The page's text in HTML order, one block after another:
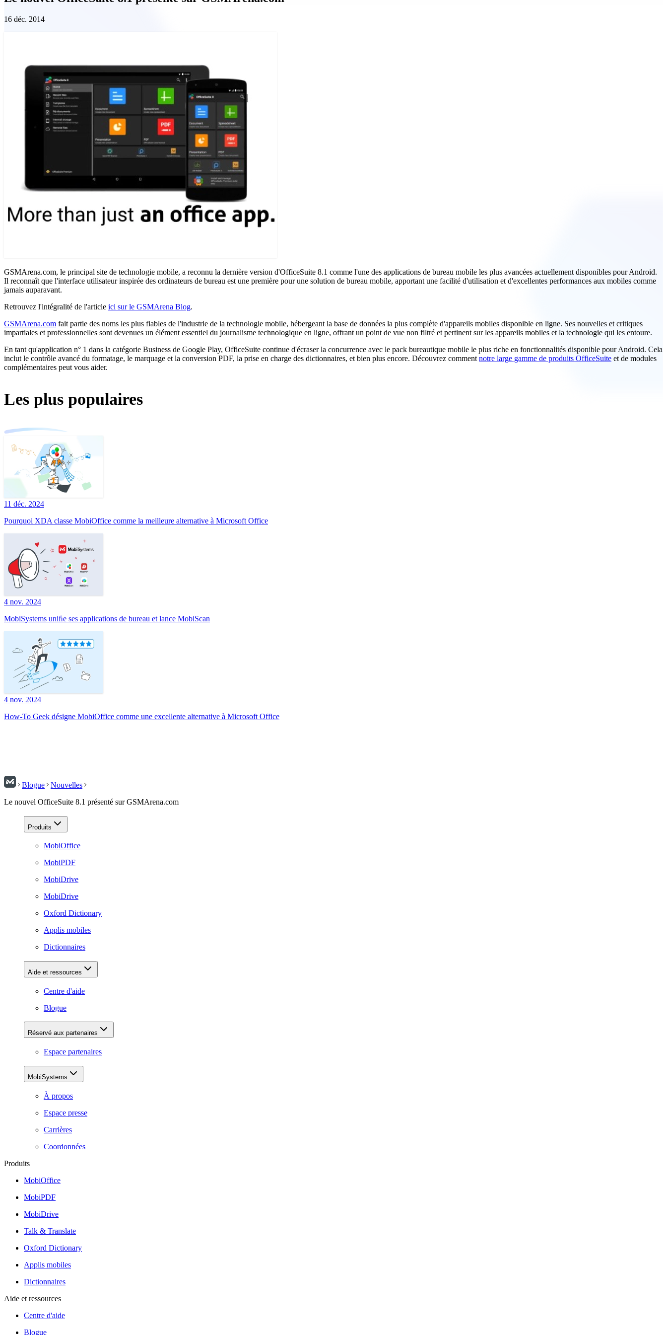
16 déc. 2014
GSMArena.com, le principal site de technologie mobile, a reconnu la dernière version d'OfficeSuite 8.1 comme l'une des applications de bureau mobile les plus avancées actuellement disponibles pour Android.
Il reconnaît que l'interface utilisateur inspirée des ordinateurs de bureau est une première pour une solution de bureau mobile, apportant une facilité d'utilisation et d'excellentes performances aux mobiles comme
jamais auparavant.
Retrouvez l'intégralité de l'article ici sur le GSMArena Blog.
GSMArena.com fait partie des noms les plus fiables de l'industrie de la technologie mobile, hébergeant la base de données la plus complète d'appareils mobiles disponible en ligne. Ses nouvelles et critiques
impartiales et professionnelles sont devenues un élément essentiel du journalisme technologique en ligne, offrant un point de vue non filtré et pertinent sur les appareils mobiles et la technologie qui les entoure.
En tant qu'application n° 1 dans la catégorie Business de Google Play, OfficeSuite continue d'écraser la concurrence avec le pack bureautique mobile le plus riche en fonctionnalités disponible pour Android. Cela
inclut le contrôle avancé du formatage, le marquage et la conversion PDF, la prise en charge des dictionnaires, et bien plus encore. Découvrez comment notre large gamme de produits OfficeSuite et de modules
complémentaires peut vous aider.
Les plus populaires
11 déc. 2024
Pourquoi XDA classe MobiOffice comme la meilleure alternative à Microsoft Office
4 nov. 2024
MobiSystems uniﬁe ses applications de bureau et lance MobiScan
4 nov. 2024
How-To Geek désigne MobiOffice comme une excellente alternative à Microsoft Office
Blogue
Nouvelles
Le nouvel OfficeSuite 8.1 présenté sur GSMArena.com
Produits
MobiOffice
MobiPDF
MobiDrive
MobiDrive
Oxford Dictionary
Applis mobiles
Dictionnaires
Aide et ressources
Centre d'aide
Blogue
Réservé aux partenaires
Espace partenaires
MobiSystems
À propos
Espace presse
Carrières
Coordonnées
Produits
MobiOffice
MobiPDF
MobiDrive
Talk & Translate
Oxford Dictionary
Applis mobiles
Dictionnaires
Aide et ressources
Centre d'aide
Blogue